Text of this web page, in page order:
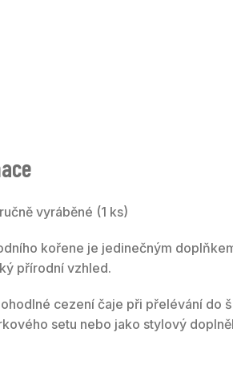
vyráběné (1 ks)
kořene je jedinečným
přírodní vzhled.
cezení čaje při přelévání
setu nebo jako stylový